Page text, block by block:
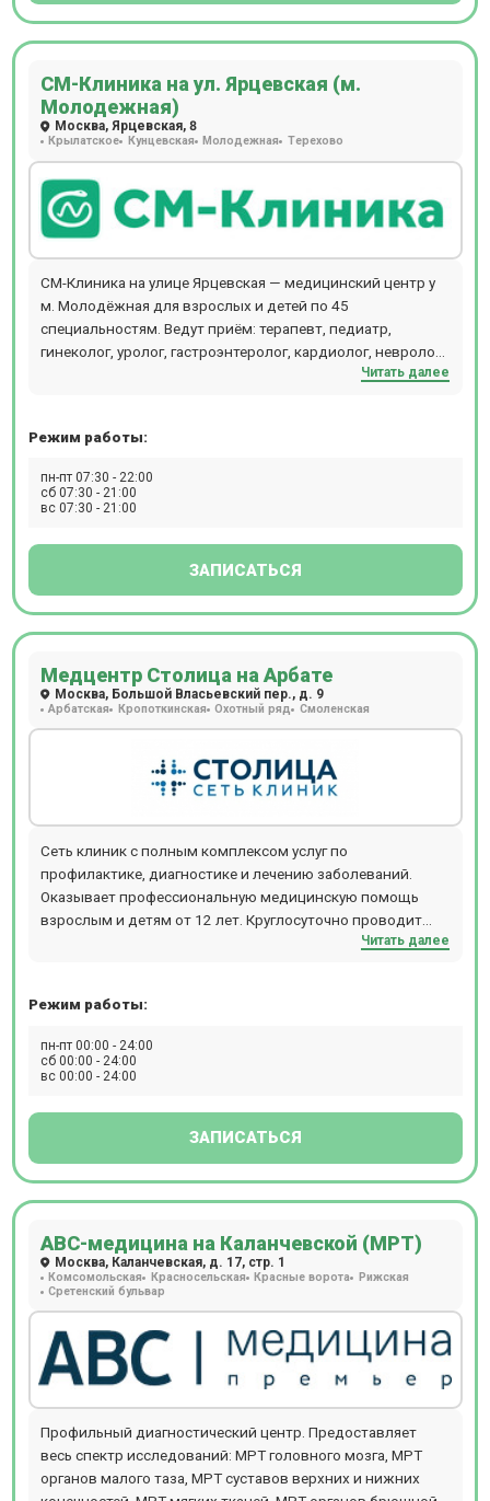
СМ-Клиника на ул. Ярцевская (м.
Молодежная)
Москва, Ярцевская, 8
Крылатское Кунцевская Молодежная Терехово
СМ-Клиника на улице Ярцевская — медицинский центр у
м. Молодёжная для взрослых и детей по 45
специальностям. Ведут приём: терапевт, педиатр,
гинеколог, уролог, гастроэнтеролог, кардиолог, невролог,
лор-врач, эндокринолог, дерматолог, стоматолог.
анализы. Оперативная и эстетическая гинекология. 45
детей. Запись к врачу онлайн или по телефону.
Читать далее
Режим работы:
пн-пт 07:30 - 22:00
сб 07:30 - 21:00
вс 07:30 - 21:00
ЗАПИСАТЬСЯ
Медцентр Столица на Арбате
Москва, Большой Власьевский пер., д. 9
Арбатская Кропоткинская Охотный ряд Смоленская
Сеть клиник с полным комплексом услуг по
профилактике, диагностике и лечению заболеваний.
Оказывает профессиональную медицинскую помощь
взрослым и детям от 12 лет. Круглосуточно проводит
МРТ и КТ-обследования. Расположение: м. Смоленская
Читать далее
Режим работы:
пн-пт 00:00 - 24:00
сб 00:00 - 24:00
вс 00:00 - 24:00
ЗАПИСАТЬСЯ
АВС-медицина на Каланчевской (МРТ)
Москва, Каланчевская, д. 17, стр. 1
Комсомольская Красносельская Красные ворота Рижская
Сретенский бульвар
Профильный диагностический центр. Предоставляет
весь спектр исследований: МРТ головного мозга, МРТ
органов малого таза, МРТ суставов верхних и нижних